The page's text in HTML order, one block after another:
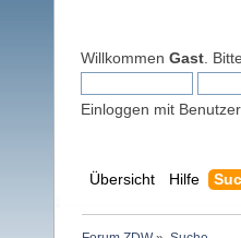
Willkommen Gast . Bitte
Einloggen mit
Übersicht Hilfe